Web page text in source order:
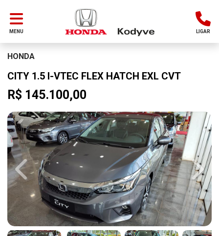
MENU LIGAR
HONDA
CITY 1.5 I-VTEC FLEX HATCH EXL CVT
R$ 145.100,00
Previous Next